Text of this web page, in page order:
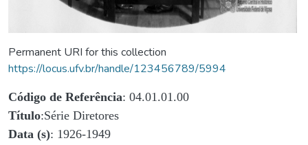
Permanent URI for this collection
https://locus.ufv.br/handle/123456789/5994
Código de Referência: 04.01.01.00
Título:Série Diretores
Data (s): 1926-1949